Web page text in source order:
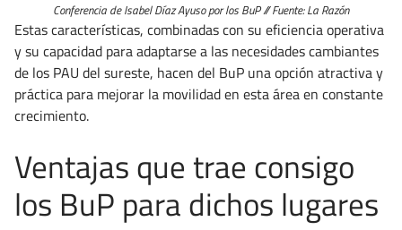
Conferencia de Isabel Díaz Ayuso por los BuP // Fuente: La Razón
Estas características, combinadas con su eficiencia operativa
y su capacidad para adaptarse a las necesidades cambiantes
de los PAU del sureste, hacen del BuP una opción atractiva y
práctica para mejorar la movilidad en esta área en constante
crecimiento.
Ventajas que trae consigo
los BuP para dichos lugares